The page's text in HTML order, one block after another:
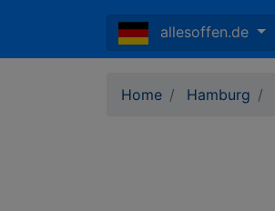
allesoffen.de
Home Hamburg